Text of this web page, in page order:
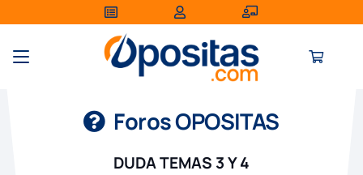
Foros OPOSITAS
DUDA TEMAS 3 Y 4